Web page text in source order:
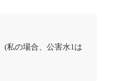
(私の場合、公害水1は